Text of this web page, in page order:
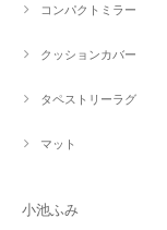
コンパクトミラー
クッションカバー
タペストリーラグ
マット
小池ふみ